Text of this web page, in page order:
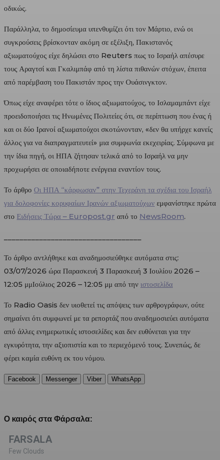
οδικώς.
Παράλληλα, το δημοσίευμα υπενθυμίζει ότι τον Μάρτιο, ενώ οι
συγκρούσεις βρίσκονταν ακόμη σε εξέλιξη, Πακιστανός
αξιωματούχος είχε δηλώσει στο Reuters πως το Ισραήλ απέσυρε
τους Αραγτσί και Γκαλιμπάφ από τη λίστα πιθανών στόχων, έπειτα
από παρέμβαση του Πακιστάν προς την Ουάσινγκτον.
Όπως είχε αναφέρει τότε ο ίδιος αξιωματούχος, το Ισλαμαμπάντ είχε
προειδοποιήσει τις Ηνωμένες Πολιτείες ότι, σε περίπτωση που ένας ή
και οι δύο Ιρανοί αξιωματούχοι σκοτώνονταν, «δεν θα υπήρχε κανείς
άλλος για να διαπραγματευτεί» μια συμφωνία εκεχειρίας. Σύμφωνα με
την ίδια πηγή, οι ΗΠΑ ζήτησαν τελικά από το Ισραήλ να μην
προχωρήσει σε οποιαδήποτε ενέργεια εναντίον τους.
Το άρθρο Οι ΗΠΑ “κάρφωσαν” στην Τεχεράνη τα σχέδια του Ισραήλ
για δολοφονίες κορυφαίων Ιρανών αξιωματούχων εμφανίστηκε πρώτα
στο Ειδήσεις Τώρα – Europost.gr από το NewsRoom.
Το άρθρο αντλήθηκε και αναδημοσιεύθηκε αυτόματα στις:
03/07/2026 ώρα Παρασκευή 3 Παρασκευή 3 Ιουλίου 2026 –
12:05 μμΙούλιος 2026 – 12:05 μμ από την ιστοσελίδα
Το Radio Oasis δεν υιοθετεί τις απόψεις των αρθρογράφων, ούτε
σημαίνει ότι συμφωνεί με τα ρεπορτάζ που αναδημοσιεύει αυτόματα
από άλλες ενημερωτικές ιστοσελίδες και δεν ευθύνεται για την
εγκυρότητα, την αξιοπιστία και το περιεχόμενό τους. Συνεπώς, δε
φέρει καμία ευθύνη εκ του νόμου.
Facebook Messenger Viber WhatsApp
Ο καιρός στα Φάρσαλα:
FARSALA
Few Clouds